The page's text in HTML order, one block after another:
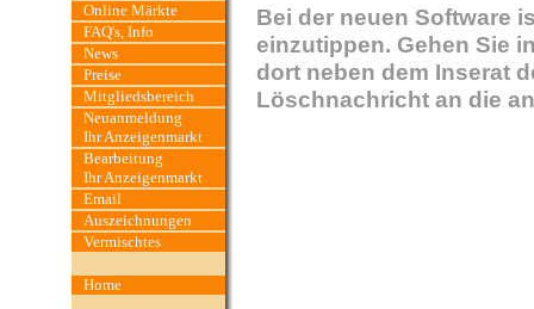
Online Märkte
FAQ's, Info
News
Preise
Mitgliedsbereich
Neuanmeldung
Ihr Anzeigenmarkt
Bearbeitung
Ihr Anzeigenmarkt
Email
Auszeichnungen
Vermischtes
Home
Bei der neuen Software
einzutippen. Gehen Sie
dort neben dem Inserat
Löschnachricht an die